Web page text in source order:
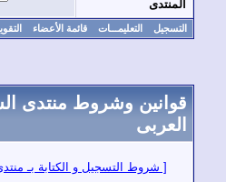
التعليمـــات قائمة الأعضاء التقويم
وشروط منتدى السنة
[ شروط التسجيل و الكتابة بـ منتدى السنة